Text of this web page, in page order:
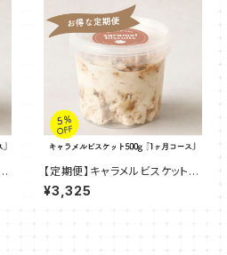
【定期便】キャラメルビスケット 5
00g『1ヶ月コース』
¥3,325